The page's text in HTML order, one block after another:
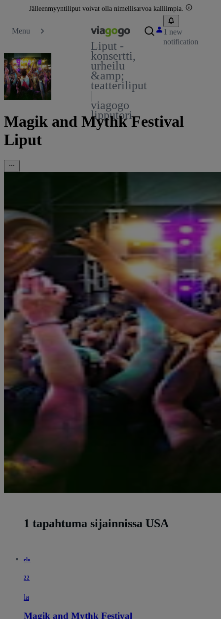
Jälleenmyyntiliput voivat olla nimellisarvoa kalliimpia.
Menu
Liput -
konsertti,
urheilu
&amp;
teatteriliput
|
viagogo
lipputori
1 new
notification
Magik and Mythk Festival
Liput
1 tapahtuma sijainnissa USA
elo
22
la
Magik and Mythk Festival